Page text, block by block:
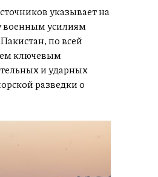
указывает на
военным усилиям
по всей
ключевым
и ударных
разведки о